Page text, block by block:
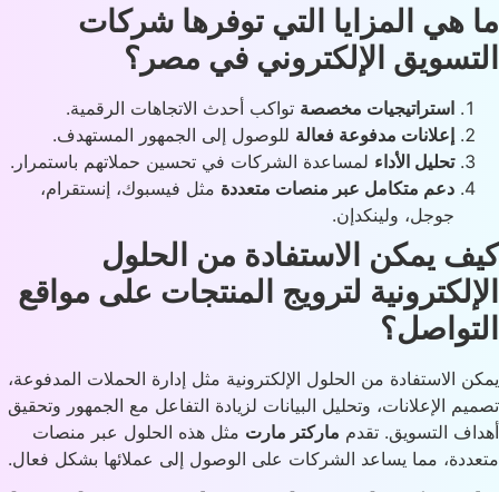
هي المزايا التي توفرها شركات
الإلكتروني في مصر؟
استراتيجيات مخصصةتواكب أحدث الاتجاهات الرقمية.
إعلانات مدفوعة فعالةللوصول إلى الجمهور المستهدف.
تحليل الأداءلمساعدة الشركات في تحسين حملاتهم باستمرار.
دعم متكامل عبر منصات متعددةمثل فيسبوك، إنستقرام،
جوجل، ولينكدإن.
يمكن الاستفادة من الحلول
لترويج المنتجات على مواقع
الاستفادة من الحلول الإلكترونية مثل إدارة الحملات المدفوعة،
الإعلانات، وتحليل البيانات لزيادة التفاعل مع الجمهور وتحقيق
التسويق. تقدمماركتر مارت مثل هذه الحلول عبر منصات
مما يساعد الشركات على الوصول إلى عملائها بشكل فعال.